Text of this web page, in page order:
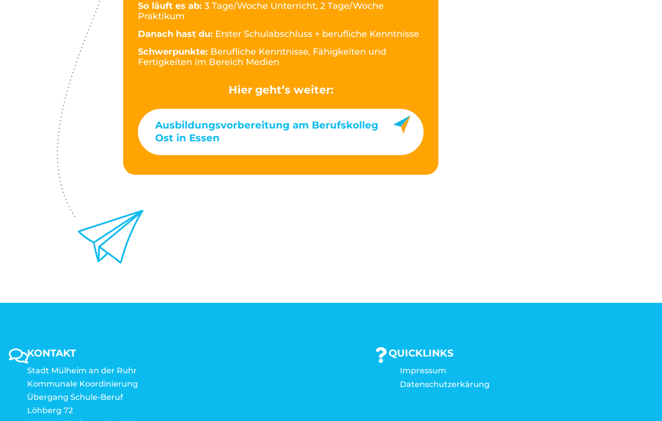
So läuft es ab: 3 Tage/Woche Unterricht, 2 Tage/Woche
Praktikum
Danach hast du: Erster Schulabschluss + berufliche Kenntnisse
Schwerpunkte: Berufliche Kenntnisse, Fähigkeiten und
Fertigkeiten im Bereich Medien
Hier geht’s weiter:
Ausbildungsvorbereitung am Berufskolleg
Ost in Essen
KONTAKT
Stadt Mülheim an der Ruhr
Kommunale Koordinierung
Übergang Schule-Beruf
Löhberg 72
QUICKLINKS
Impressum
Datenschutzerkärung